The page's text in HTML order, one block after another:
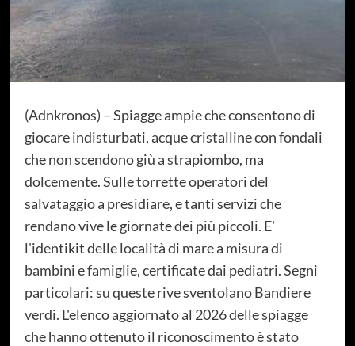
(Adnkronos) – Spiagge ampie che consentono di
giocare indisturbati, acque cristalline con fondali
che non scendono giù a strapiombo, ma
dolcemente. Sulle torrette operatori del
salvataggio a presidiare, e tanti servizi che
rendano vive le giornate dei più piccoli. E'
l'identikit delle località di mare a misura di
bambini e famiglie, certificate dai pediatri. Segni
particolari: su queste rive sventolano Bandiere
verdi. L'elenco aggiornato al 2026 delle spiagge
che hanno ottenuto il riconoscimento è stato